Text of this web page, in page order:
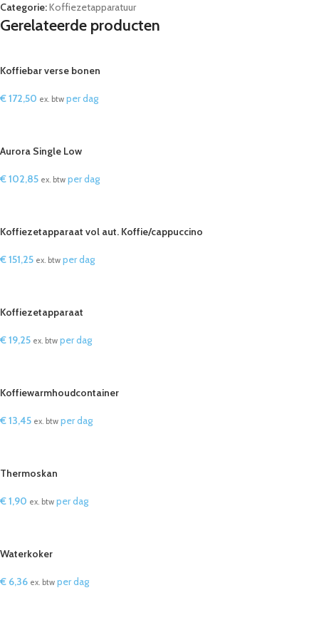
Categorie:Koffiezetapparatuur
Gerelateerde producten
Koffiebar verse bonen
€172,50 ex. btw per dag
Aurora Single Low
€102,85 ex. btw per dag
Koffiezetapparaat vol aut. Koffie/cappuccino
€151,25 ex. btw per dag
Koffiezetapparaat
€19,25 ex. btw per dag
Koffiewarmhoudcontainer
€13,45 ex. btw per dag
Thermoskan
€1,90 ex. btw per dag
Waterkoker
€ 6,36 ex. btw per dag